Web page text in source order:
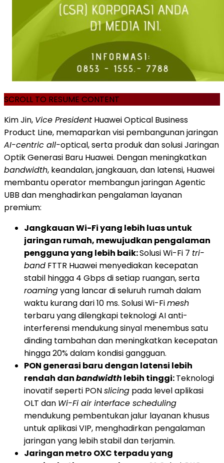
SCROLL TO RESUME CONTENT
Kim Jin, Vice President Huawei Optical Business
Product Line, memaparkan visi pembangunan jaringan
AI-centric all-optical, serta produk dan solusi Jaringan
Optik Generasi Baru Huawei. Dengan meningkatkan
bandwidth, keandalan, jangkauan, dan latensi, Huawei
membantu operator membangun jaringan Agentic
UBB dan menghadirkan pengalaman layanan
premium:
Jangkauan Wi-Fi yang lebih luas untuk
jaringan rumah, mewujudkan pengalaman
pengguna yang lebih baik:Solusi Wi-Fi 7 tri-
band FTTR Huawei menyediakan kecepatan
stabil hingga 4 Gbps di setiap ruangan, serta
roamingyang lancar di seluruh rumah dalam
waktu kurang dari 10 ms. Solusi Wi-Fimesh
terbaru yang dilengkapi teknologi AI anti-
interferensi mendukung sinyal menembus satu
dinding tambahan dan meningkatkan kecepatan
hingga 20% dalam kondisi gangguan.
PON generasi baru dengan latensi lebih
rendah danbandwidth lebih tinggi:Teknologi
inovatif seperti PONslicing pada level aplikasi
OLT dan Wi-Fi air interface scheduling
mendukung pembentukan jalur layanan khusus
untuk aplikasi VIP, menghadirkan pengalaman
jaringan yang lebih stabil dan terjamin.
Jaringan metro OXC terpadu yang